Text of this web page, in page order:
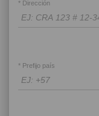
* Dirección
* Prefijo país